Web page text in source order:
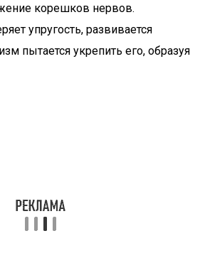
корешков нервов.
упругость, развивается
пытается укрепить его, образуя